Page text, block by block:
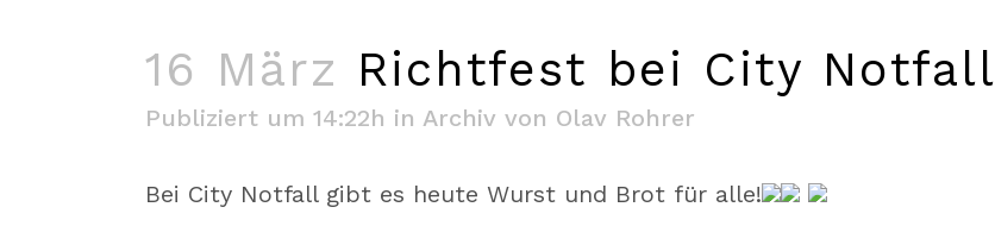
16 März Richtfest bei City Notfall
Publiziert um 14:22h in Archiv von Olav Rohrer
Bei City Notfall gibt es heute Wurst und Brot für alle!